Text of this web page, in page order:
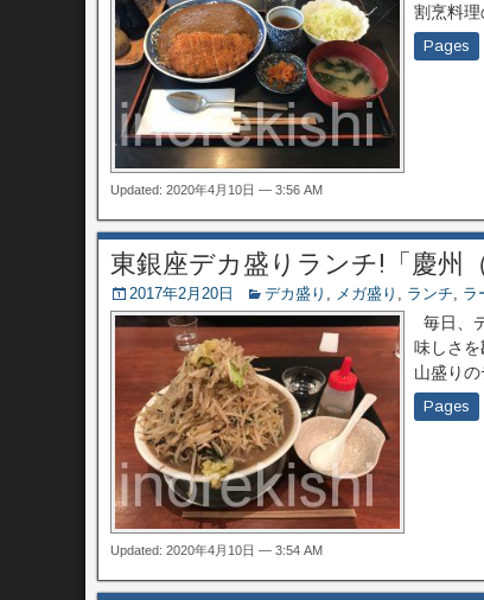
割烹料
Pages
Updated: 2020年4月10日 — 3:56 AM
東銀座デカ盛りランチ!「慶州
2017年2月20日 デカ盛り , メガ盛り , ランチ, ラ
毎日、
味しさ
山盛り
Pages
Updated: 2020年4月10日 — 3:54 AM